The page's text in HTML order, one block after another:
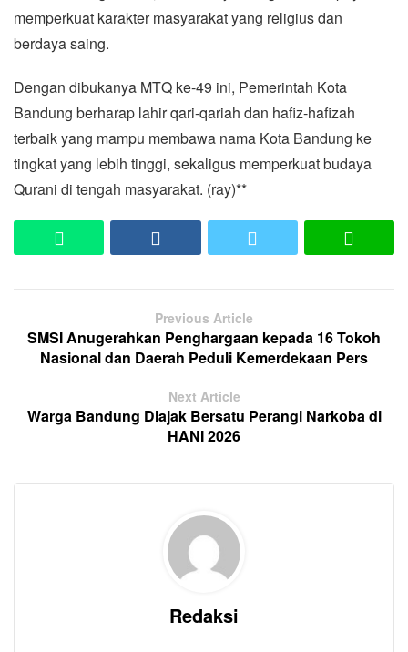
memperkuat karakter masyarakat yang religius dan
berdaya saing.
Dengan dibukanya MTQ ke-49 ini, Pemerintah Kota
Bandung berharap lahir qari-qariah dan hafiz-hafizah
terbaik yang mampu membawa nama Kota Bandung ke
tingkat yang lebih tinggi, sekaligus memperkuat budaya
Qurani di tengah masyarakat. (ray)**
Previous Article
SMSI Anugerahkan Penghargaan kepada 16 Tokoh
Nasional dan Daerah Peduli Kemerdekaan Pers
Next Article
Warga Bandung Diajak Bersatu Perangi Narkoba di
HANI 2026
Redaksi